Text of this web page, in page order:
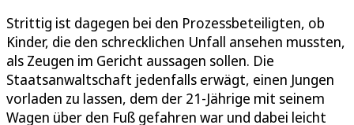
Strittig ist dagegen bei den Prozessbeteiligten, ob
Kinder, die den schrecklichen Unfall ansehen mussten,
als Zeugen im Gericht aussagen sollen. Die
Staatsanwaltschaft jedenfalls erwägt, einen Jungen
vorladen zu lassen, dem der 21-Jährige mit seinem
Wagen über den Fuß gefahren war und dabei leicht